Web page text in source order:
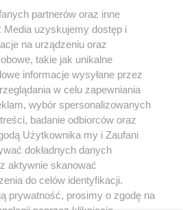
nie może być powielany i
w jakikolwiek sposób (w
na jakimkolwiek polu
włącznie z umieszczaniem w Internecie
praw. Jakiekolwiek użycie lub
lub w części z naruszeniem prawa, tzn.
pod groźbą kary i może być ścigane
O nas
partnerów oraz inne
Media uzyskujemy dostęp i
na urządzeniu oraz
takie jak unikalne
informacje wysyłane przez
w celu zapewniania
wybór spersonalizowanych
badanie odbiorców oraz
Użytkownika my i Zaufani
dokładnych danych
aktywnie skanować
do celów identyfikacji.
prywatność, prosimy o zgodę na